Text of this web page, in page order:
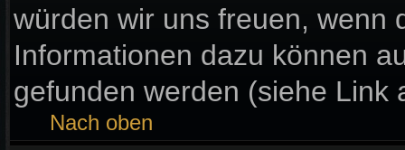
würden wir uns freuen, wenn
Informationen dazu können
gefunden werden (siehe Link
Nach oben